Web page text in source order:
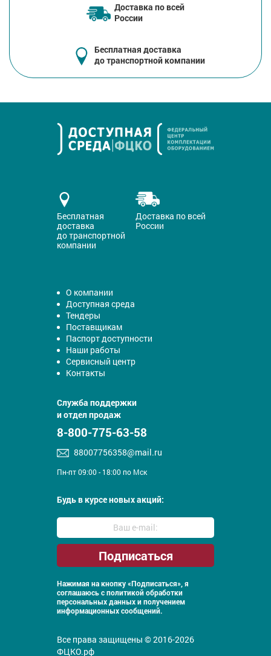
Доставка по всей
России
Бесплатная доставка
до транспортной компании
Бесплатная
доставка
до транспортной
компании
Доставка по всей
России
О компании
Доступная среда
Тендеры
Поставщикам
Паспорт доступности
Наши работы
Сервисный центр
Контакты
Служба поддержки
и отдел продаж
8-800-775-63-58
88007756358@mail.ru
Пн-пт 09:00 - 18:00 по Мск
Будь в курсе новых акций:
Нажимая на кнопку «Подписаться», я
соглашаюсь с политикой обработки
персональных данных и получением
информационных сообщений.
Все права защищены © 2016-2026
ФЦКО.рф